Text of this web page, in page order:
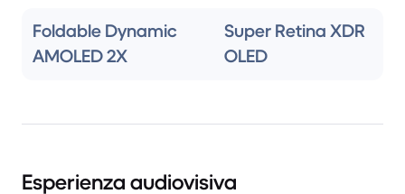
Foldable Dynamic
AMOLED 2X
Super Retina XDR
OLED
Esperienza audiovisiva